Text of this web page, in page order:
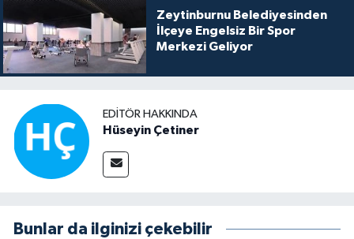
Zeytinburnu Belediyesinden
İlçeye Engelsiz Bir Spor
Merkezi Geliyor
EDITÖR HAKKINDA
Hüseyin Çetiner
Bunlar da ilginizi çekebilir